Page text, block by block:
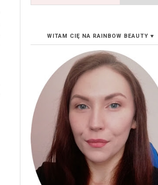
WITAM CIĘ NA RAINBOW BEAUTY ♥